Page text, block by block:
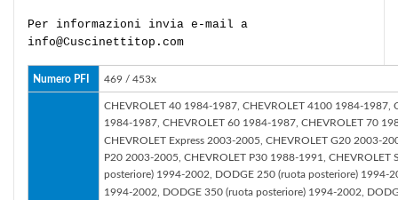
Per informazioni invia e-mail a
info@Cuscinettitop.com
Numero PFI 469 / 453x
CHEVROLET 40 1984-1987, CHEVROLET 4100 1984-
1984-1987, CHEVROLET 60 1984-1987, CHEVROLET 70
CHEVROLET Express 2003-2005, CHEVROLET G20 2003-
P20 2003-2005, CHEVROLET P30 1988-1991,
posteriore) 1994-2002, DODGE 250 (ruota posteriore) 1994-
1994-2002, DODGE 350 (ruota posteriore) 1994-2002,